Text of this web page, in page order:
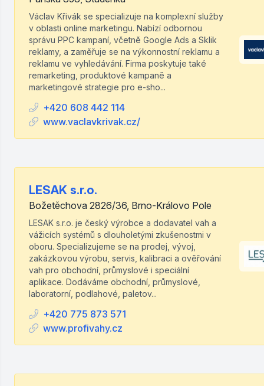
Václav Křivák se specializuje na komplexní služby
v oblasti online marketingu. Nabízí odbornou
správu PPC kampaní, včetně Google Ads a Sklik
reklamy, a zaměřuje se na výkonnostní reklamu a
reklamu ve vyhledávání. Firma poskytuje také
remarketing, produktové kampaně a
marketingové strategie pro e-sho...
+420 608 442 114
www.vaclavkrivak.cz/
LESAK s.r.o.
Božetěchova 2826/36, Brno-Královo Pole
LESAK s.r.o. je český výrobce a dodavatel vah a
vážicích systémů s dlouholetými zkušenostmi v
oboru. Specializujeme se na prodej, vývoj,
zakázkovou výrobu, servis, kalibraci a ověřování
vah pro obchodní, průmyslové i speciální
aplikace. Dodáváme obchodní, průmyslové,
laboratorní, podlahové, paletov...
+420 775 873 571
www.profivahy.cz